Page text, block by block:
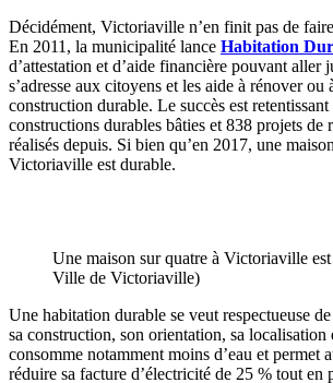
Décidément, Victoriaville n’en finit pas de
En 2011, la municipalité lance Habitation
d’attestation et d’aide financière pouvant aller
s’adresse aux citoyens et les aide à rénover ou
construction durable. Le succès est
constructions durables bâties et 838 projets de
réalisés depuis. Si bien qu’en 2017, une
Victoriaville est durable.
Une maison sur quatre à Victoriaville
Ville de Victoriaville)
Une habitation durable se veut respectueuse
sa construction, son orientation, sa
consomme notamment moins d’eau et permet
réduire sa facture d’électricité de 25 % tout en